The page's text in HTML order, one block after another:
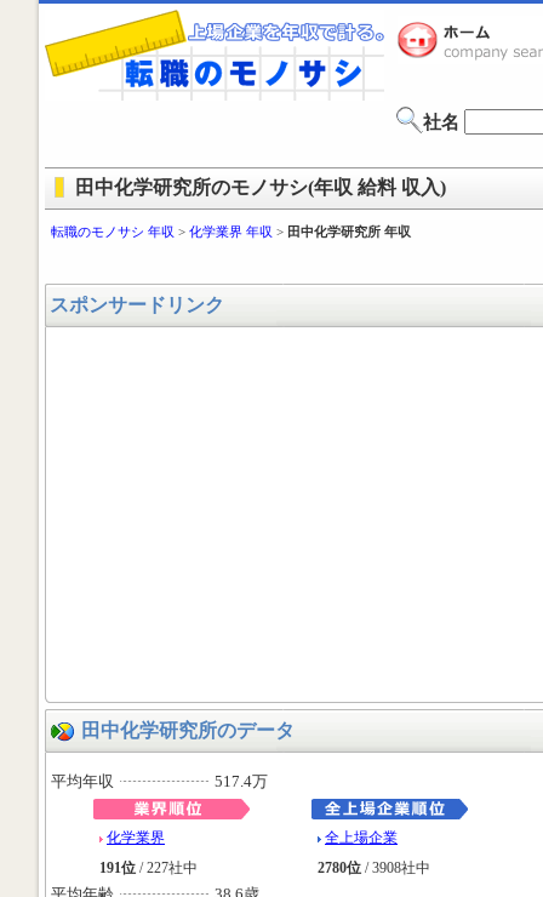
社名
田中化学研究所のモノサシ(年収 給料 収入)
転職のモノサシ 年収 > 化学業界 年収 > 田中化学研究所 年収
スポンサードリンク
田中化学研究所のデータ
平均年収 517.4万
化学業界
191位 / 227社中
全上場企業
2780位 / 3908社中